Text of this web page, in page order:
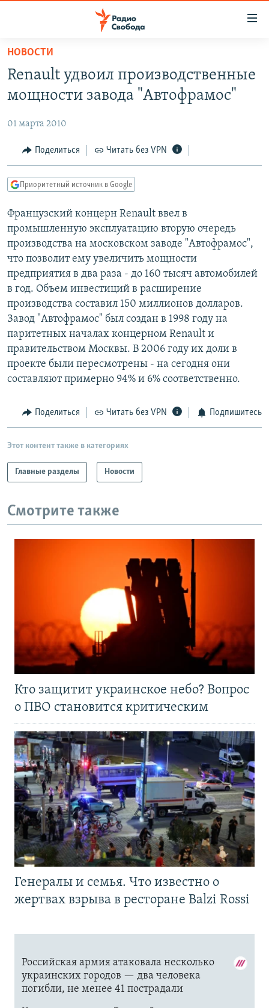
упрощенного
доступа
основному
Вернутся
главной
навигации
Вернутся
поиску
ПРОГРАММЫ
ПОДКАСТЫ
ЦИТАТЫ СВОБОДЫ
МНЕНИЯ
IDEL.РЕАЛИИ
КАВКАЗ.РЕАЛИИ
СЕВЕР.РЕАЛИИ
СИБИРЬ.РЕАЛИИ
РАСПИСАНИЕ ВЕЩАНИЯ
ПОДПИШИТЕСЬ НА РАССЫЛКУ
СОЦИАЛЬНЫЕ СЕТИ
Все сайты РСЕ/РС
НОВОСТИ
Renault удвоил производственные
мощности завода "Автофрамос"
01 марта 2010
Поделиться Читать без VPN
Приоритетный источник в Google
Французский концерн Renault ввел в
промышленную эксплуатацию вторую очередь
производства на московском заводе "Автофрамос",
что позволит ему увеличить мощности
предприятия в два раза - до 160 тысяч автомобилей
в год. Объем инвестиций в расширение
производства составил 150 миллионов долларов.
Завод "Автофрамос" был создан в 1998 году на
паритетных началах концерном Renault и
правительством Москвы. В 2006 году их доли в
проекте были пересмотрены - на сегодня они
составляют примерно 94% и 6% соответственно.
Поделиться Читать без VPN Подпишитесь
Этот контент также в категориях
Главные разделы Новости
Смотрите также
Кто защитит украинское небо? Вопрос
о ПВО становится критическим
Генералы и семья. Что известно о
жертвах взрыва в ресторане Balzi Rossi